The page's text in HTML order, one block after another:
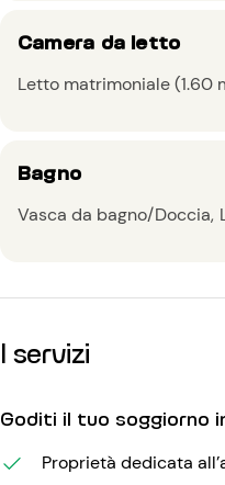
Camera da letto
Letto matrimoniale (1.60
Bagno
Vasca da bagno/Doccia
I servizi
Goditi il tuo soggiorno
Proprietà dedicata